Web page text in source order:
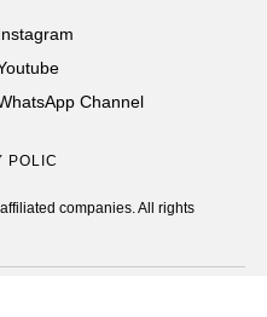
Channel
POLICY
companies. All rights